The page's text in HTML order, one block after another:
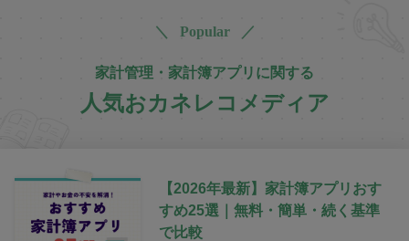
＼ Popular ／
家計管理・家計簿アプリに関する
人気おカネレコメディア
【2026年最新】家計簿アプリおす
すめ25選｜無料・簡単・続く基準
で比較